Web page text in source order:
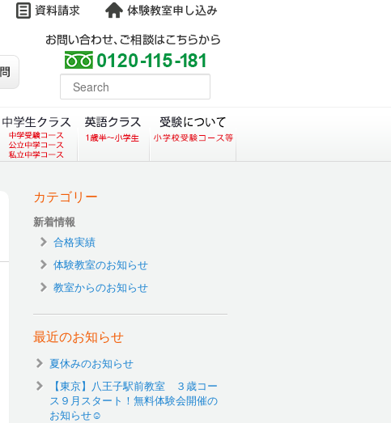
よくある質問
カテゴリー
新着情報
合格実績
体験教室のお知らせ
教室からのお知らせ
最近のお知らせ
夏休みのお知らせ
【東京】八王子駅前教室 ３歳コー
ス９月スタート！無料体験会開催の
お知らせ☺️